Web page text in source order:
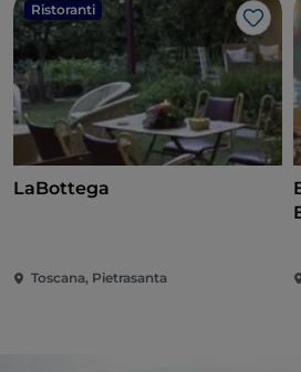
Ristoranti
Like
LaBottega
Toscana, Pietrasanta